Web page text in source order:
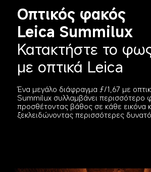
Oπτικός φακός
Leica Summilux
Κατακτήστε το
με οπτικά Leica
Ένα μεγάλο διάφραγμα ƒ/1,67 με
Summilux συλλαμβάνει περισσότερο
προσθέτοντας βάθος σε κάθε εικόνα
ξεκλειδώνοντας περισσότερες